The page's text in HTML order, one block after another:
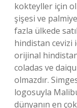
kokteyller için
şişesi ve
fazla ülkede
hindistan cevizi
orijinal
coladas ve
olmazdır.
logosuyla
dünyanın en